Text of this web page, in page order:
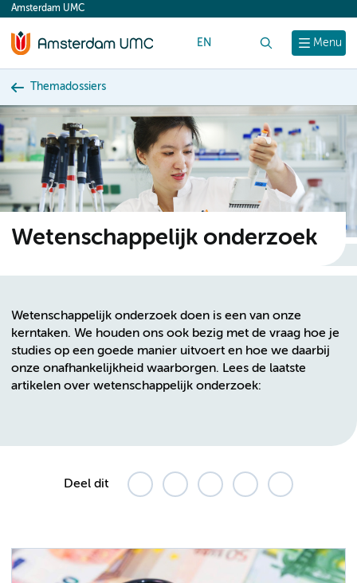
content
Menu
Amsterdam UMC
EN
Themadossiers
Wetenschappelijk onderzoek
Wetenschappelijk onderzoek doen is een van onze
kerntaken. We houden ons ook bezig met de vraag hoe je
studies op een goede manier uitvoert en hoe we daarbij
onze onafhankelijkheid waarborgen. Lees de laatste
artikelen over wetenschappelijk onderzoek:
Deel dit